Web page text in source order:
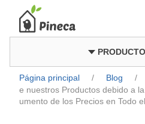
Página principal / Blog /
e nuestros Productos debido a
umento de los Precios en Todo